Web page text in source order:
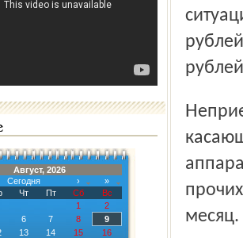
Август, 2026
Сегодня ›
»
Чт Пт Сб
Вс
1
2
6 7 8
9
13 14 15
16
Неприемлемыми Урлашов считает нововведения,
месяц.